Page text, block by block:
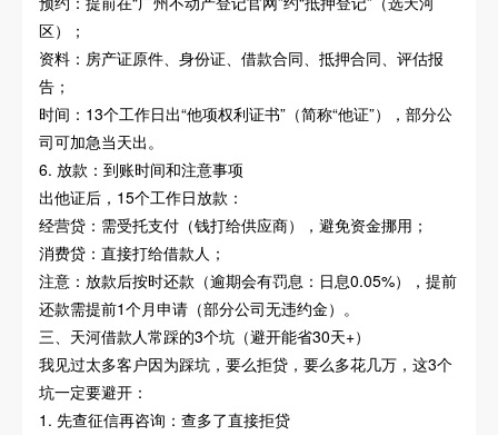
区）；
资料：房产证原件、身份证、借款合同、抵押合同、评估报
告；
时间：13个工作日出“他项权利证书”（简称“他证”），部分公
司可加急当天出。
6. 放款：到账时间和注意事项
出他证后，15个工作日放款：
经营贷：需受托支付（钱打给供应商），避免资金挪用；
消费贷：直接打给借款人；
注意：放款后按时还款（逾期会有罚息：日息0.05%），提前
还款需提前1个月申请（部分公司无违约金）。
三、天河借款人常踩的3个坑（避开能省30天+）
我见过太多客户因为踩坑，要么拒贷，要么多花几万，这3个
坑一定要避开：
1. 先查征信再咨询：查多了直接拒贷